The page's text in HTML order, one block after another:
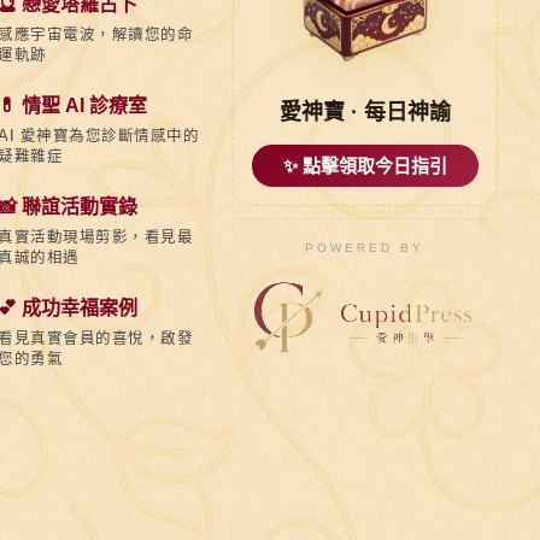
戀愛塔羅占卜
應宇宙電波，解讀您的命
軌跡
情聖 AI 診療室
愛神寶為您診斷情感中的
難雜症
聯誼活動實錄
實活動現場剪影，看見最
誠的相遇
成功幸福案例
見真實會員的喜悅，啟發
的勇氣
愛神寶 · 每日神諭
✨ 點擊領取今日指引
POWERED BY